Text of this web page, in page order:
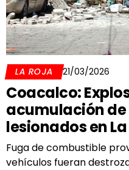
LA ROJA 21/03/2026
Coacalco:
acumulación
lesionados en
Fuga de combustible
vehículos fueran